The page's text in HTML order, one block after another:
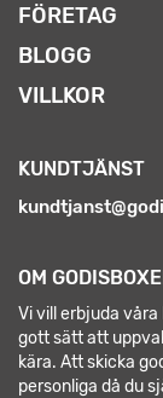
FÖRETAG
BLOGG
VILLKOR
KUNDTJÄNST
OM
Vi vill erbjuda
gott sätt att
kära. Att skicka
personliga då du